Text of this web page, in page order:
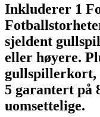
Inkluderer 1
sjeldent
eller høyere.
gullspillerkort,
5 garantert på
uomsettelige.